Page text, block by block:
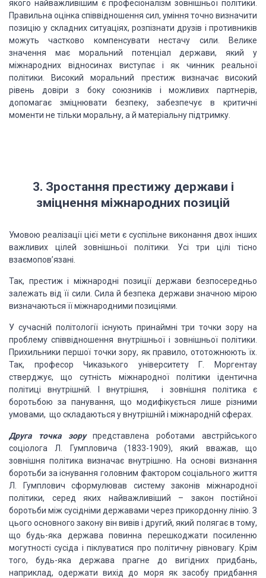
якого найважливішим є професіоналізм зовнішньої політики.
Правильна оцінка співвідношення сил, уміння точно визначити
позицію у складних ситуаціях, розпізнати друзів і противників
можуть частково компенсувати нестачу сили. Велике
значення має моральний потенціал держави, який у
міжнародних відносинах виступає і як чинник реальної
політики. Високий моральний престиж визначає високий
рівень довіри з боку союзників і можливих партнерів,
допомагає зміцнювати безпеку, забезпечує в критичні
моменти не тільки моральну, а й матеріальну підтримку.
3. Зростання престижу держави і
зміцнення міжнародних позицій
Умовою реалізації цієї мети є суспільне виконання двох інших
важливих цілей зовнішньої політики. Усі три цілі тісно
взаємопов’язані.
Так, престиж і міжнародні позиції держави безпосередньо
залежать від її сили. Сила й безпека держави значною мірою
визначаються її міжнародними позиціями.
У сучасній політології існують принаймні три точки зору на
проблему співвідношення внутрішньої і зовнішньої політики.
Прихильники першої точки зору, як правило, ототожнюють їх.
Так, професор Чиказького університету Г. Моргентау
стверджує, що сутність міжнародної політики ідентична
політиці внутрішній. І внутрішня, і зовнішня політика є
боротьбою за панування, що модифікується лише різними
умовами, що складаються у внутрішній і міжнародній сферах.
Друга точка зорупредставлена роботами австрійського
соціолога Л. Гумпловича (1833-1909), який вважав, що
зовнішня політика визначає внутрішню. На основі визнання
боротьби за існування головним фактором соціального життя
Л. Гумплович сформулював систему законів міжнародної
політики, серед яких найважливіший – закон постійної
боротьби між сусідніми державами через прикордонну лінію. З
цього основного закону він вивів і другий, який полягає в тому,
що будь-яка держава повинна перешкоджати посиленню
могутності сусіда і піклуватися про політичну рівновагу. Крім
того, будь-яка держава прагне до вигідних придбань,
наприклад, одержати вихід до моря як засобу придбання